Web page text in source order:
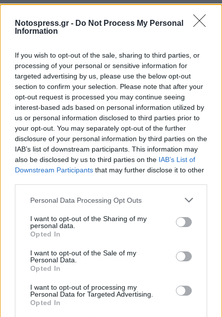
Notospress.gr - Do Not Process My Personal
Information
If you wish to opt-out of the sale, sharing to third parties, or
processing of your personal or sensitive information for
targeted advertising by us, please use the below opt-out
section to confirm your selection. Please note that after your
opt-out request is processed you may continue seeing
interest-based ads based on personal information utilized by
us or personal information disclosed to third parties prior to
your opt-out. You may separately opt-out of the further
disclosure of your personal information by third parties on the
IAB’s list of downstream participants. This information may
also be disclosed by us to third parties on the IAB’s List of
Downstream Participants that may further disclose it to other
Personal Data Processing Opt Outs
I want to opt-out of the Sharing of my
personal data.
Opted In
I want to opt-out of the Sale of my
Personal Data.
Opted In
I want to opt-out of processing my
Personal Data for Targeted Advertising.
Opted In
Θλίψη στην Πάτρα: Πέθανε στο Νοσοκομείο
«Άγιος Ανδρέας» βρέφος μόλις 8 ημερών
08/08/2026 09:34